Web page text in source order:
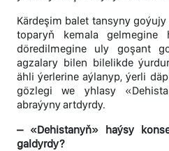
Kärdeşim balet tansyny
toparyň kemala gelmegine
döredilmegine uly goşant
agzalary bilen bilelikde
ähli ýerlerine aýlanyp, ýerli
gözlegi we yhlasy
abraýyny artdyrdy.
– «Dehistanyň» haýsy
galdyrdy?